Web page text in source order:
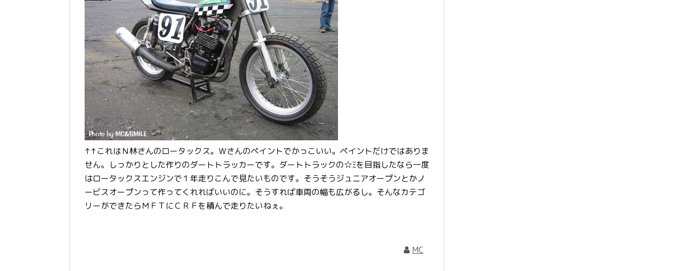
↑↑これはＮ林さんのロータックス。Ｗさんのペイントでかっこいい。ペイントだけではありま
せん。しっかりとした作りのダートトラッカーです。ダートトラックの☆ﾐを目指したなら一度
はロータックスエンジンで１年走りこんで見たいものです。そうそうジュニアオープンとかノ
ービスオープンって作ってくれればいいのに。そうすれば車両の幅も広がるし。そんなカテゴ
リーができたらＭＦＴにＣＲＦを積んで走りたいねぇ。
MC